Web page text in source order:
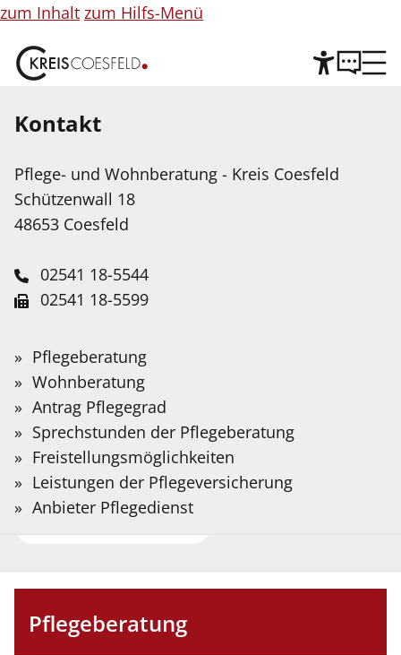
zum Inhalt zum Hilfs-Menü
Copyright
©
Service-Portal
Willkommen bei der Pflege-
und Wohnberatung für den
Kreis Coesfeld
Aktuelles
Pflegeberatung
Hilfe
Leichte Sprache
Wir stellen Inhalte unserer Web-Seite in Leichter
Hilfe Künstlicher Intelligenz weiter ausgebaut.
Gebärdensprache
Auf der folgenden Seite stellen wir Informationen
in Deutscher Gebärdensprache bereit, die mit
Hilfe Künstlicher Intelligenz übersetzt wurden.
Kontakt
Pflege- und Wohnberatung - Kreis Coesfeld
Schützenwall 18
48653 Coesfeld
02541 18-5544
02541 18-5599
pflegeberatung@kreis-coesfeld.de
Kontaktformular
Suche
Wonach
suchen
Sie?
Bitte
Suchbegriff
eingeben.
Pflegeberatung
Wohnberatung
Antrag Pflegegrad
Sprechstunden der Pflegeberatung
Freistellungsmöglichkeiten
Leistungen der Pflegeversicherung
Anbieter Pflegedienst